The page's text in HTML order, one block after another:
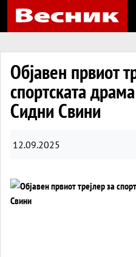
Објавен првиот
спортската
Сидни Свини
12.09.2025